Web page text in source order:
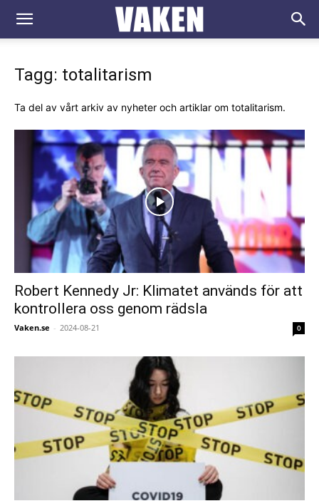
VAKEN.se
Tagg: totalitarism
Ta del av vårt arkiv av nyheter och artiklar om totalitarism.
Robert Kennedy Jr: Klimatet används för att
kontrollera oss genom rädsla
Vaken.se - 2024-08-21 0